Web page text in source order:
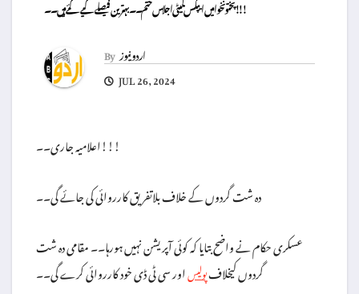
پختونخوا میں ‏ایپکس کمیٹی اجلاس ختم۔۔بہترین فیصلے کیے گئے ہیں۔۔!!!
Byاردو نیوز
JUL 26, 2024
اعلامیہ جاری۔۔!!!
دہ شت گردوں کے خلاف بلاتفریق کارروائی کی جائے گی۔۔
عسکری حکام نے واضح بتایا کہ کوئی آپریشن نہیں ہورہا۔۔ مقامی دہ شت
گردوں کیخلافپولیساور سی ٹی ڈی خود کارروائی کرے گی۔۔